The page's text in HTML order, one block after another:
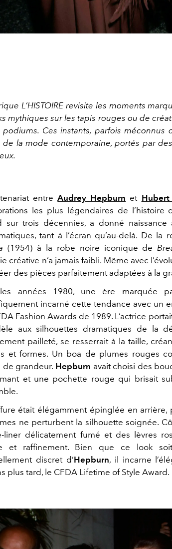
L’HISTOIRE revisite les moments
mythiques sur les tapis rouges ou de
podiums. Ces instants, parfois méconnus
de la mode contemporaine, portés par
entreAudrey Hepburn et
les plus légendaires de l’histoire
sur trois décennies, a donné
tant à l’écran qu’au-delà. De
(1954) à la robe noire iconique de
créative n’a jamais faibli. Même avec
des pièces parfaitement adaptées à la
années 1980, une ère marquée
incarné cette tendance avec un
Fashion Awards de 1989. L’actrice
aux silhouettes dramatiques de la
pailleté, se resserrait à la taille,
et formes. Un boa de plumes rouges
de grandeur. Hepburn avait choisi des
et une pochette rouge qui brisait
était élégamment épinglée en
ne perturbent la silhouette soignée.
liner délicatement fumé et des lèvres
et raffinement. Bien que ce look
discret d’Hepburn, il incarne
plus tard, le CFDA Lifetime of Style Award.